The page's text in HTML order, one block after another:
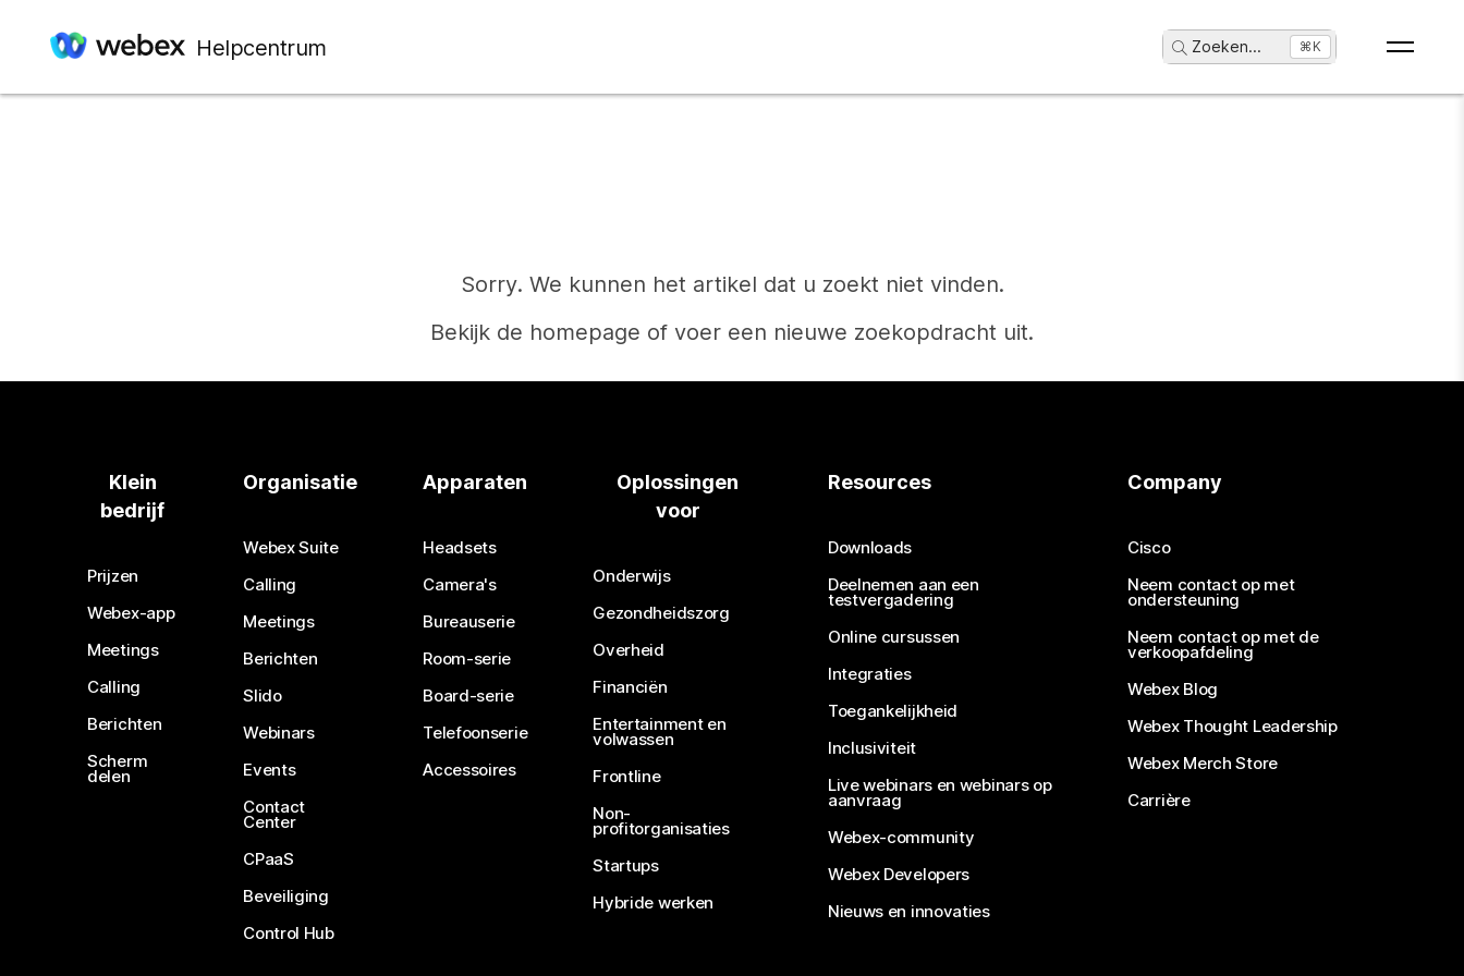
Helpcentrum Zoeken... ⌘K
Sorry. We kunnen het artikel dat u zoekt niet vinden.
Bekijk de homepage of voer een nieuwe zoekopdracht uit.
Hebt u een antwoord nodig?
Klein
bedrijf
Prijzen
Webex-app
Meetings
Calling
Berichten
Scherm
delen
Organisatie
Webex Suite
Calling
Meetings
Berichten
Slido
Webinars
Events
Contact
Center
CPaaS
Beveiliging
Control Hub
Apparaten
Headsets
Camera's
Bureauserie
Room-serie
Board-serie
Telefoonserie
Accessoires
Oplossingen
voor
Onderwijs
Gezondheidszorg
Overheid
Financiën
Entertainment en
volwassen
Frontline
Non-
profitorganisaties
Startups
Hybride werken
Resources
Downloads
Deelnemen aan een
testvergadering
Online cursussen
Integraties
Toegankelijkheid
Inclusiviteit
Live webinars en webinars op
aanvraag
Webex-community
Webex Developers
Nieuws en innovaties
Company
Cisco
Neem contact op met
ondersteuning
Neem contact op met de
verkoopafdeling
Webex Blog
Webex Thought Leadership
Webex Merch Store
Carrière